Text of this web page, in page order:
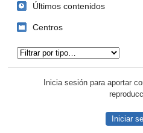
Últimos contenidos
Centros
Inicia sesión para aportar
Iniciar